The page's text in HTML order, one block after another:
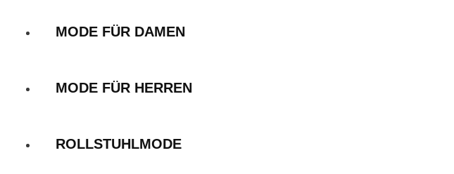
MODE FÜR DAMEN
MODE FÜR HERREN
ROLLSTUHLMODE